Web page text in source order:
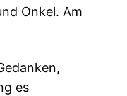
Onkel. Am
es